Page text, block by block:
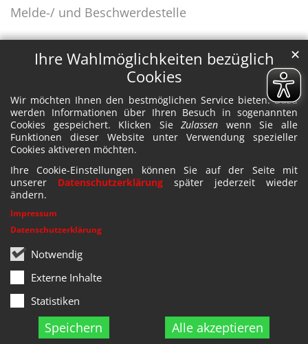
Ihre Wahlmöglichkeiten bezüglich
Cookies
Wir möchten Ihnen den bestmöglichen Service bieten. Dazu
werden Informationen über Ihren Besuch in sogenannten
Cookies gespeichert. Klicken SieZulassen wenn Sie alle
Funktionen dieser Website unter Verwendung spezieller
Cookies aktiveren möchten.
Ihre Cookie-Einstellungen können Sie auf der Seite mit
unserer Datenschutzerklärung später jederzeit wieder
ändern.
Notwendig
Externe Inhalte
Statistiken
Speichern Alle akzeptieren
✕
Impressum
Datenschutzerklärung
Melde-/ und Beschwerdestelle